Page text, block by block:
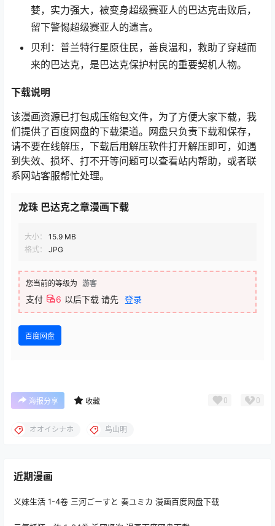
婪，实力强大，被变身超级赛亚人的巴达克击败后，
留下警惕超级赛亚人的遗言。
贝利：普兰特行星原住民，善良温和，救助了穿越而
来的巴达克，是巴达克保护村民的重要契机人物。
下载说明
该漫画资源已打包成压缩包文件，为了方便大家下载，我
们提供了百度网盘的下载渠道。网盘只负责下载和保存，
请不要在线解压，下载后用解压软件打开解压即可，如遇
到失效、损坏、打不开等问题可以查看站内帮助，或者联
系网站客服帮忙处理。
龙珠 巴达克之章漫画下载
大小：
15.9 MB
格式：
JPG
您当前的等级为 游客
支付 6 以后下载 请先 登录
百度网盘
海报分享 收藏 0 0
オオイシナホ 鸟山明
近期漫画
义妹生活 1-4卷 三河ごーすと 奏ユミカ 漫画百度网盘下载